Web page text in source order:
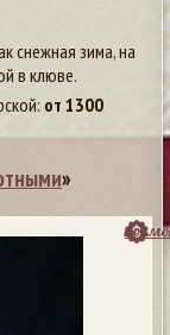
снежная зима, на
в клюве.
от 1300
»